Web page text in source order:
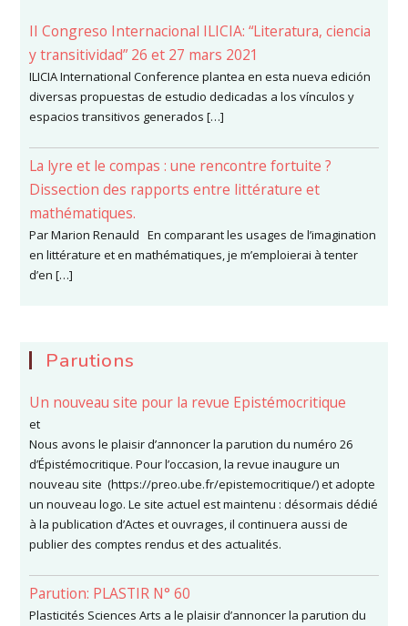
II Congreso Internacional ILICIA: “Literatura, ciencia
y transitividad” 26 et 27 mars 2021
ILICIA International Conference plantea en esta nueva edición
diversas propuestas de estudio dedicadas a los vínculos y
espacios transitivos generados […]
La lyre et le compas : une rencontre fortuite ?
Dissection des rapports entre littérature et
mathématiques.
Par Marion Renauld En comparant les usages de l’imagination
en littérature et en mathématiques, je m’emploierai à tenter
d’en […]
Parutions
Un nouveau site pour la revue Epistémocritique
et
Nous avons le plaisir d’annoncer la parution du numéro 26
d’Épistémocritique. Pour l’occasion, la revue inaugure un
nouveau site (https://preo.ube.fr/epistemocritique/) et adopte
un nouveau logo. Le site actuel est maintenu : désormais dédié
à la publication d’Actes et ouvrages, il continuera aussi de
publier des comptes rendus et des actualités.
Parution: PLASTIR N° 60
Plasticités Sciences Arts a le plaisir d’annoncer la parution du